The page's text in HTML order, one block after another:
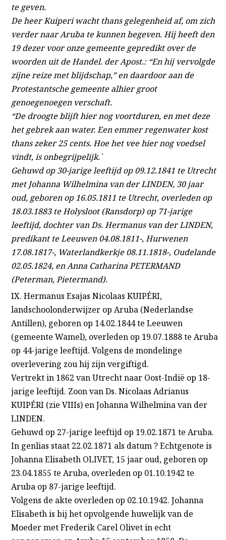
te geven.
De heer Kuiperi wacht thans gelegenheid af, om zich
verder naar Aruba te kunnen begeven. Hij heeft den
19 dezer voor onze gemeente gepredikt over de
woorden uit de Handel. der Apost.: “En hij vervolgde
zijne reize met blijdschap,” en daardoor aan de
Protestantsche gemeente alhier groot
genoegenoegen verschaft.
“De droogte blijft hier nog voortduren, en met deze
het gebrek aan water. Een emmer regenwater kost
thans zeker 25 cents. Hoe het vee hier nog voedsel
vindt, is onbegrijpelijk.`
Gehuwd op 30-jarige leeftijd op 09.12.1841 te Utrecht
met Johanna Wilhelmina van der LINDEN, 30 jaar
oud, geboren op 16.05.1811 te Utrecht, overleden op
18.03.1883 te Holysloot (Ransdorp) op 71-jarige
leeftijd, dochter van Ds. Hermanus van der LINDEN,
predikant te Leeuwen 04.08.1811-, Hurwenen
17.08.1817-, Waterlandkerkje 08.11.1818-, Oudelande
02.05.1824, en Anna Catharina PETERMAND
(Peterman, Pietermand).
IX. Hermanus Esajas Nicolaas KUIPÉRI,
landschoolonderwijzer op Aruba (Nederlandse
Antillen), geboren op 14.02.1844 te Leeuwen
(gemeente Wamel), overleden op 19.07.1888 te Aruba
op 44-jarige leeftijd. Volgens de mondelinge
overlevering zou hij zijn vergiftigd.
Vertrekt in 1862 van Utrecht naar Oost-Indië op 18-
jarige leeftijd. Zoon van Ds. Nicolaas Adrianus
KUIPÉRI (zie VIIIs) en Johanna Wilhelmina van der
LINDEN.
Gehuwd op 27-jarige leeftijd op 19.02.1871 te Aruba.
In genlias staat 22.02.1871 als datum ? Echtgenote is
Johanna Elisabeth OLIVET, 15 jaar oud, geboren op
23.04.1855 te Aruba, overleden op 01.10.1942 te
Aruba op 87-jarige leeftijd.
Volgens de akte overleden op 02.10.1942. Johanna
Elisabeth is bij het opvolgende huwelijk van de
Moeder met Frederik Carel Olivet in echt